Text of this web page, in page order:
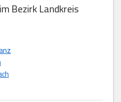
Bezirk Landkreis